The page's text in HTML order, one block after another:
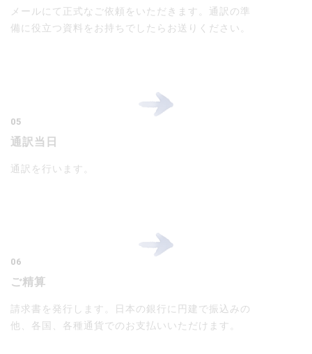
メールにて正式なご依頼をいただきます。通訳の準
備に役立つ資料をお持ちでしたらお送りください。
05
通訳当日
通訳を行います。
06
ご精算
請求書を発行します。日本の銀行に円建で振込みの
他、各国、各種通貨でのお支払いいただけます。